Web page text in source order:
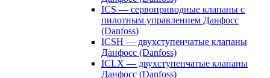
ICS — сервоприводные клапаны с
пилотным управлением Данфосс
(Danfoss)
ICSH — двухступенчатые клапаны
Данфосс (Danfoss)
ICLX — двухступенчатые клапаны
Данфосс (Danfoss)